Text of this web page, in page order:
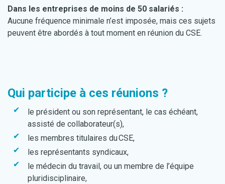
Dans les entreprises de moins de 50 salariés :
Aucune fréquence minimale n’est imposée, mais ces sujets
peuvent être abordés à tout moment en réunion du CSE.
Qui participe à ces réunions ?
le président ou son représentant, le cas échéant,
assisté de collaborateur(s),
les membres titulaires du CSE,
les représentants syndicaux,
le médecin du travail, ou un membre de l’équipe
pluridisciplinaire,